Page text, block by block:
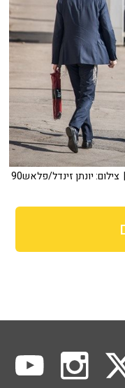
| צילום: יונתן זינדל/פלאש90